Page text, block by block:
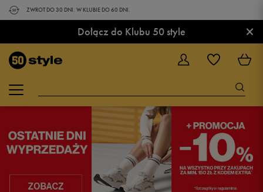
ZWROT DO 30 DNI. W KLUBIE DO 60 DNI.
Dołącz do Klubu 50 style ×